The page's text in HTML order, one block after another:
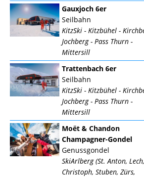
Gauxjoch 6er
Seilbahn
KitzSki - Kitzbühel -
Jochberg - Pass Thurn -
Mittersill
Trattenbach 6er
Seilbahn
KitzSki - Kitzbühel -
Jochberg - Pass Thurn -
Mittersill
Moët & Chandon
Champagner-Gondel
Genussgondel
SkiArlberg (St. Anton,
Christoph, Stuben, Zürs,